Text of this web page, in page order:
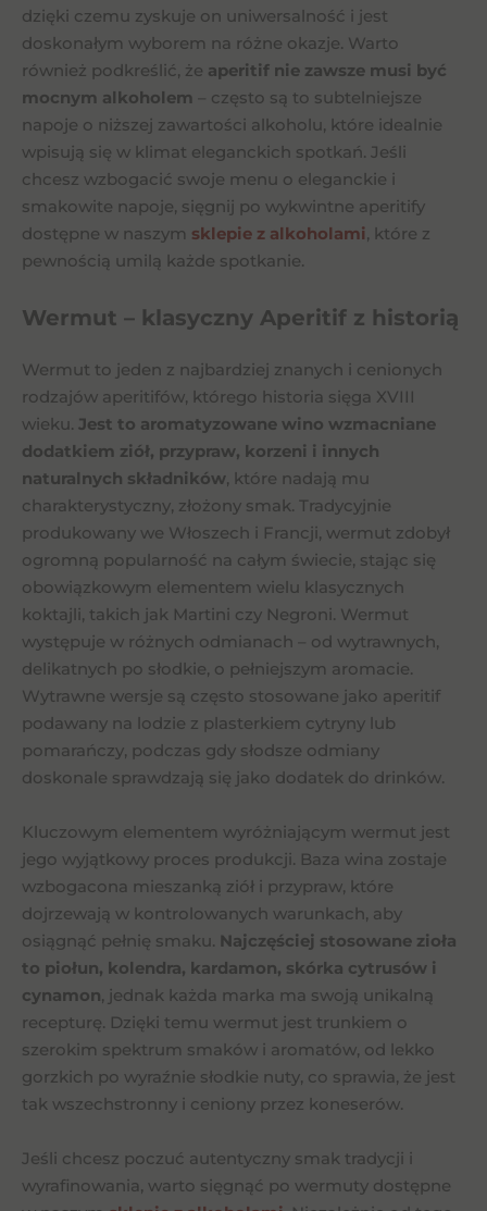
dzięki czemu zyskuje on uniwersalność i jest
doskonałym wyborem na różne okazje. Warto
również podkreślić, że aperitif nie zawsze musi być
mocnym alkoholem
– często są to subtelniejsze
napoje o niższej zawartości alkoholu, które idealnie
wpisują się w klimat eleganckich spotkań. Jeśli
chcesz wzbogacić swoje menu o eleganckie i
smakowite napoje, sięgnij po wykwintne aperitify
dostępne w naszym sklepie z alkoholami, które z
pewnością umilą każde spotkanie.
Wermut – klasyczny Aperitif z historią
Wermut to jeden z najbardziej znanych i cenionych
rodzajów aperitifów, którego historia sięga XVIII
wieku. Jest to aromatyzowane wino wzmacniane
dodatkiem ziół, przypraw, korzeni i innych
naturalnych składników, które nadają mu
charakterystyczny, złożony smak. Tradycyjnie
produkowany we Włoszech i Francji, wermut zdobył
ogromną popularność na całym świecie, stając się
obowiązkowym elementem wielu klasycznych
koktajli, takich jak Martini czy Negroni. Wermut
występuje w różnych odmianach – od wytrawnych,
delikatnych po słodkie, o pełniejszym aromacie.
Wytrawne wersje są często stosowane jako aperitif
podawany na lodzie z plasterkiem cytryny lub
pomarańczy, podczas gdy słodsze odmiany
doskonale sprawdzają się jako dodatek do drinków.
Kluczowym elementem wyróżniającym wermut jest
jego wyjątkowy proces produkcji. Baza wina zostaje
wzbogacona mieszanką ziół i przypraw, które
dojrzewają w kontrolowanych warunkach, aby
osiągnąć pełnię smaku. Najczęściej stosowane zioła
to piołun, kolendra, kardamon, skórka cytrusów i
cynamon, jednak każda marka ma swoją unikalną
recepturę. Dzięki temu wermut jest trunkiem o
szerokim spektrum smaków i aromatów, od lekko
gorzkich po wyraźnie słodkie nuty, co sprawia, że jest
tak wszechstronny i ceniony przez koneserów.
Jeśli chcesz poczuć autentyczny smak tradycji i
wyrafinowania, warto sięgnąć po wermuty dostępne